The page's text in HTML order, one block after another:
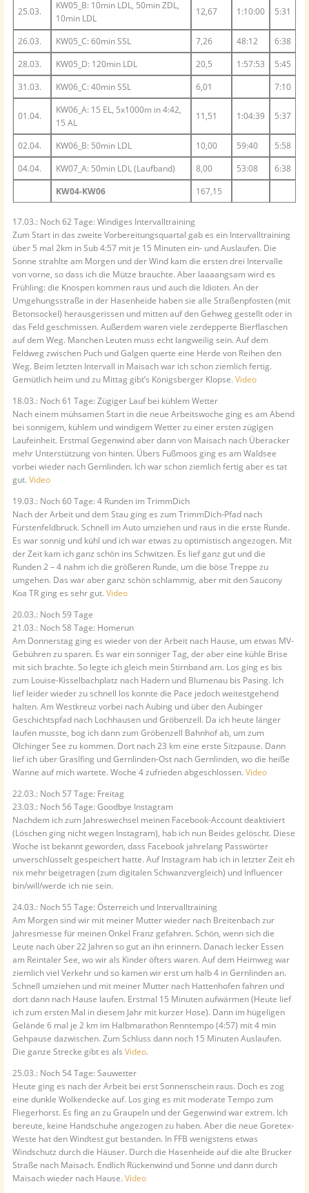
25.03.
KW05_B: 10min LDL, 50min ZDL,
10min LDL
12,67 1:10:00 5:31
26.03. KW05_C: 60min SSL 7,26 48:12
6:38
28.03.
KW05_D: 120min LDL 20,5 1:57:53
5:45
31.03.
KW06_C: 40min SSL 6,01 7:10
01.04.
KW06_A: 15 EL, 5x1000m in 4:42,
15 AL
11,51 1:04:39 5:37
02.04. KW06_B: 50min LDL 10,00 59:40
5:58
04.04.
KW07_A: 50min LDL (Laufband) 8,00 53:08
6:38
KW04-KW06
167,15
17.03.: Noch 62 Tage: Windiges Intervalltraining
Zum Start in das zweite Vorbereitungsquartal gab es ein Intervalltraining
über 5 mal 2km in Sub 4:57 mit je 15 Minuten ein- und Auslaufen. Die
Sonne strahlte am Morgen und der Wind kam die ersten drei Intervalle
von vorne, so dass ich die Mütze brauchte. Aber laaaangsam wird es
Frühling: die Knospen kommen raus und auch die Idioten. An der
Umgehungsstraße in der Hasenheide haben sie alle Straßenpfosten (mit
Betonsockel) herausgerissen und mitten auf den Gehweg gestellt oder in
das Feld geschmissen. Außerdem waren viele zerdepperte Bierflaschen
auf dem Weg. Manchen Leuten muss echt langweilig sein. Auf dem
Feldweg zwischen Puch und Galgen querte eine Herde von Reihen den
Weg. Beim letzten Intervall in Maisach war ich schon ziemlich fertig.
Gemütlich heim und zu Mittag gibt’s Königsberger Klopse.Video
18.03.: Noch 61 Tage: Zügiger Lauf bei kühlem Wetter
Nach einem mühsamen Start in die neue Arbeitswoche ging es am Abend
bei sonnigem, kühlem und windigem Wetter zu einer ersten zügigen
Laufeinheit. Erstmal Gegenwind aber dann von Maisach nach Überacker
mehr Unterstützung von hinten. Übers Fußmoos ging es am Waldsee
vorbei wieder nach Gernlinden. Ich war schon ziemlich fertig aber es tat
gut.Video
19.03.: Noch 60 Tage: 4 Runden im TrimmDich
Nach der Arbeit und dem Stau ging es zum TrimmDich-Pfad nach
Fürstenfeldbruck. Schnell im Auto umziehen und raus in die erste Runde.
Es war sonnig und kühl und ich war etwas zu optimistisch angezogen. Mit
der Zeit kam ich ganz schön ins Schwitzen. Es lief ganz gut und die
Runden 2 – 4 nahm ich die größeren Runde, um die böse Treppe zu
umgehen. Das war aber ganz schön schlammig, aber mit den Saucony
Koa TR ging es sehr gut.Video
20.03.: Noch 59 Tage
21.03.: Noch 58 Tage: Homerun
Am Donnerstag ging es wieder von der Arbeit nach Hause, um etwas MV-
Gebühren zu sparen. Es war ein sonniger Tag, der aber eine kühle Brise
mit sich brachte. So legte ich gleich mein Stirnband am. Los ging es bis
zum Louise-Kisselbachplatz nach Hadern und Blumenau bis Pasing. Ich
lief leider wieder zu schnell los konnte die Pace jedoch weitestgehend
halten. Am Westkreuz vorbei nach Aubing und über den Aubinger
Geschichtspfad nach Lochhausen und Gröbenzell. Da ich heute länger
laufen musste, bog ich dann zum Gröbenzell Bahnhof ab, um zum
Olchinger See zu kommen. Dort nach 23 km eine erste Sitzpause. Dann
lief ich über Graslfing und Gernlinden-Ost nach Gernlinden, wo die heiße
Wanne auf mich wartete. Woche 4 zufrieden abgeschlossen.Video
22.03.: Noch 57 Tage: Freitag
23.03.: Noch 56 Tage: Goodbye Instagram
Nachdem ich zum Jahreswechsel meinen Facebook-Account deaktiviert
(Löschen ging nicht wegen Instagram), hab ich nun Beides gelöscht. Diese
Woche ist bekannt geworden, dass Facebook jahrelang Passwörter
unverschlüsselt gespeichert hatte. Auf Instagram hab ich in letzter Zeit eh
nix mehr beigetragen (zum digitalen Schwanzvergleich) und Influencer
bin/will/werde ich nie sein.
24.03.: Noch 55 Tage: Österreich und Intervalltraining
Am Morgen sind wir mit meiner Mutter wieder nach Breitenbach zur
Jahresmesse für meinen Onkel Franz gefahren. Schön, wenn sich die
Leute nach über 22 Jahren so gut an ihn erinnern. Danach lecker Essen
am Reintaler See, wo wir als Kinder öfters waren. Auf dem Heimweg war
ziemlich viel Verkehr und so kamen wir erst um halb 4 in Gernlinden an.
Schnell umziehen und mit meiner Mutter nach Hattenhofen fahren und
dort dann nach Hause laufen. Erstmal 15 Minuten aufwärmen (Heute lief
ich zum ersten Mal in diesem Jahr mit kurzer Hose). Dann im hügeligen
Gelände 6 mal je 2 km im Halbmarathon Renntempo (4:57) mit 4 min
Gehpause dazwischen. Zum Schluss dann noch 15 Minuten Auslaufen.
Die ganze Strecke gibt es alsVideo.
25.03.: Noch 54 Tage: Sauwetter
Heute ging es nach der Arbeit bei erst Sonnenschein raus. Doch es zog
eine dunkle Wolkendecke auf. Los ging es mit moderate Tempo zum
Fliegerhorst. Es fing an zu Graupeln und der Gegenwind war extrem. Ich
bereute, keine Handschuhe angezogen zu haben. Aber die neue Goretex-
Weste hat den Windtest gut bestanden. In FFB wenigstens etwas
Windschutz durch die Häuser. Durch die Hasenheide auf die alte Brucker
Straße nach Maisach. Endlich Rückenwind und Sonne und dann durch
Maisach wieder nach Hause.Video